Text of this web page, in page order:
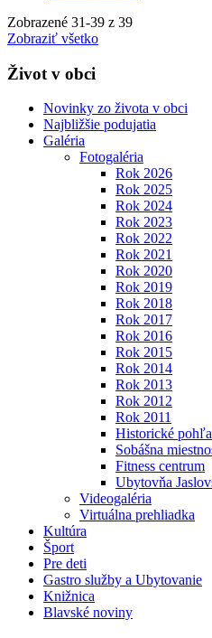
Zobrazené 31-39 z 39
Zobraziť všetko
Život v obci
Novinky zo života v obci
Najbližšie podujatia
Galéria
Fotogaléria
Rok 2026
Rok 2025
Rok 2024
Rok 2023
Rok 2022
Rok 2021
Rok 2020
Rok 2019
Rok 2018
Rok 2017
Rok 2016
Rok 2015
Rok 2014
Rok 2013
Rok 2012
Rok 2011
Historické
Sobášna
Fitness centrum
Ubytovňa
Videogaléria
Virtuálna prehliadka
Kultúra
Šport
Pre deti
Gastro služby a Ubytovanie
Knižnica
Blavské noviny